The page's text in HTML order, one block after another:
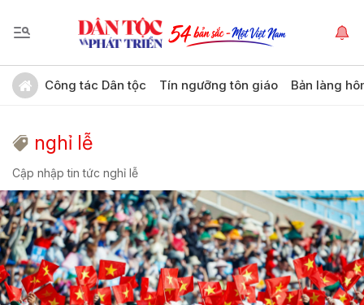
Công tác Dân tộc Tín ngưỡng tôn giáo Bản làng
nghỉ lễ
Cập nhập tin tức nghỉ lễ